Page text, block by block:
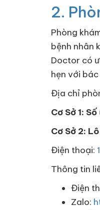
2.
Phòng
bệnh nhân
Doctor có
hẹn với
Địa chỉ
Cơ Sở 1:
Cơ Sở 2:
Điện thoại:
Thông tin
Điện
Zalo: